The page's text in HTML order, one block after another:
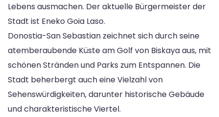
Lebens ausmachen. Der aktuelle Bürgermeister der
Stadt ist Eneko Goia Laso.
Donostia-San Sebastian zeichnet sich durch seine
atemberaubende Küste am Golf von Biskaya aus, mit
schönen Stränden und Parks zum Entspannen. Die
Stadt beherbergt auch eine Vielzahl von
Sehenswürdigkeiten, darunter historische Gebäude
und charakteristische Viertel.